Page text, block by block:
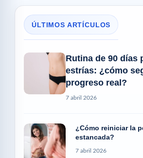
ÚLTIMOS ARTÍCULOS
Rutina de 90 días
estrías: ¿cómo
progreso real?
7 abril 2026
¿Cómo reiniciar la
estancada?
7 abril 2026